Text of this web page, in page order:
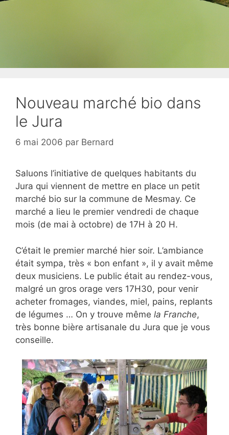
Nouveau marché bio dans
le Jura
6 mai 2006 par Bernard
Saluons l’initiative de quelques habitants du
Jura qui viennent de mettre en place un petit
marché bio sur la commune de Mesmay. Ce
marché a lieu le premier vendredi de chaque
mois (de mai à octobre) de 17H à 20 H.
C’était le premier marché hier soir. L’ambiance
était sympa, très « bon enfant », il y avait même
deux musiciens. Le public était au rendez-vous,
malgré un gros orage vers 17H30, pour venir
acheter fromages, viandes, miel, pains, replants
de légumes … On y trouve même la Franche,
très bonne bière artisanale du Jura que je vous
conseille.